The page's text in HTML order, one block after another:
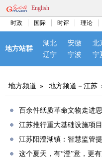
English
时政 国际 时评 理论
地方站群
湖北 安徽 北
辽宁
宁波 宁
地方频道 » 地方频道－江苏
百余件纸质革命文物走进
江苏推行重大基础设施项
江苏阳澄湖镇：智慧监管
这个夏天，有“澄”意，更